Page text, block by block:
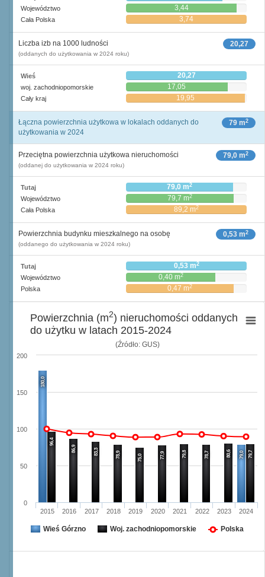
Województwo 3,44
Cała Polska 3,74
20,27
Liczba izb na 1000 ludności
(oddanych do użytkowania w 2024 roku)
Wieś 20,27
woj. zachodniopomorskie 17,05
Cały kraj 19,95
79 m2
Łączna powierzchnia użytkowa w lokalach oddanych do
użytkowania w 2024
79,0 m2
Przeciętna powierzchnia użytkowa nieruchomości
(oddanej do użytkowania w 2024 roku)
Tutaj 79,0 m2
Województwo 79,7 m2
Cała Polska 89,2 m2
0,53 m2
Powierzchnia budynku mieszkalnego na osobę
(oddanego do użytkowania w 2024 roku)
Tutaj 0,53 m2
Województwo 0,40 m2
Polska 0,47 m2
(Źródło: GUS)
180,0
79,0
96,4
86,9
83,3 78,9 75,0 77,9 79,8 78,7 80,6 79,7
2015 2016 2017 2018 2019 2020 2021 2022 2023 2024
0
50
100
150
200
Powierzchnia (m2) nieruchomości oddanych
do użytku w latach 2015-2024
Wieś Górzno Woj. zachodniopomorskie Polska